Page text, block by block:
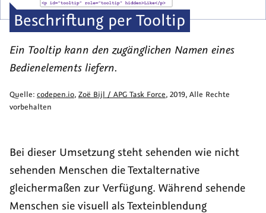
Beschriftung per Tooltip
Ein Tooltip kann den zugänglichen Namen eines
Bedienelements liefern.
Quelle: codepen.io, Zoë Bijl / APG Task Force, 2019, Alle Rechte
vorbehalten
Bei dieser Umsetzung steht sehenden wie nicht
sehenden Menschen die Textalternative
gleichermaßen zur Verfügung. Während sehende
Menschen sie visuell als Texteinblendung